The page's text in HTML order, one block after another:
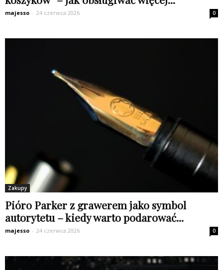
majesso - 24 czerwca 2026 0
Zakupy
Pióro Parker z grawerem jako symbol
autorytetu – kiedy warto podarować...
majesso - 24 czerwca 2026 0